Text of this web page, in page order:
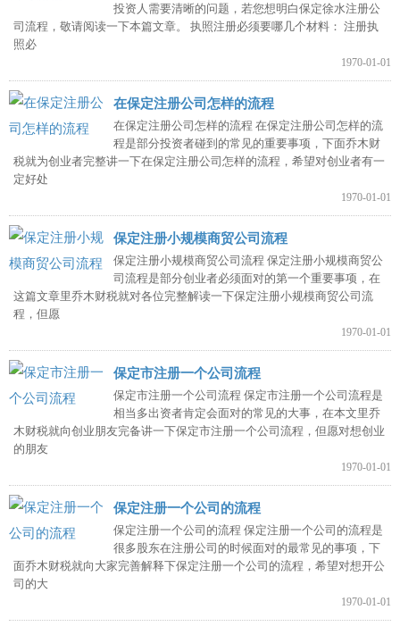
投资人需要清晰的问题，若您想明白保定徐水注册公
司流程，敬请阅读一下本篇文章。 执照注册必须要哪几个材料： 注册执
照必
1970-01-01
在保定注册公司怎样的流程
在保定注册公司怎样的流程 在保定注册公司怎样的流
程是部分投资者碰到的常见的重要事项，下面乔木财
税就为创业者完整讲一下在保定注册公司怎样的流程，希望对创业者有一
定好处
1970-01-01
保定注册小规模商贸公司流程
保定注册小规模商贸公司流程 保定注册小规模商贸公
司流程是部分创业者必须面对的第一个重要事项，在
这篇文章里乔木财税就对各位完整解读一下保定注册小规模商贸公司流
程，但愿
1970-01-01
保定市注册一个公司流程
保定市注册一个公司流程 保定市注册一个公司流程是
相当多出资者肯定会面对的常见的大事，在本文里乔
木财税就向创业朋友完备讲一下保定市注册一个公司流程，但愿对想创业
的朋友
1970-01-01
保定注册一个公司的流程
保定注册一个公司的流程 保定注册一个公司的流程是
很多股东在注册公司的时候面对的最常见的事项，下
面乔木财税就向大家完善解释下保定注册一个公司的流程，希望对想开公
司的大
1970-01-01